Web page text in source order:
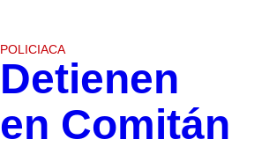
POLICIACA
Detienen
en Comitán